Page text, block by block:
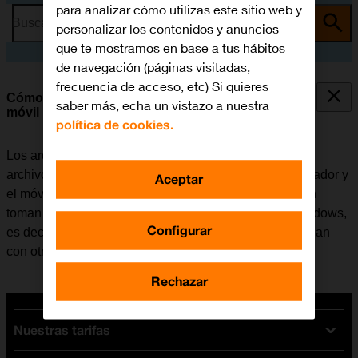
Busca por problema o tema
Cómo transferir archivos entre el ordenador y el
móvil
Los archivos como, por ejemplo, las fotografías o los
archivos de música se pueden transferir entre el ordenador y
el móvil. Tener en cuenta que los pasos a continuación
toman como punto de partida el sistema operativo Windows,
es decir, que estas instrucciones puede que no coincidan
con otros sistemas operativos.
Nuestras tarifas
para analizar cómo utilizas este sitio web y
personalizar los contenidos y anuncios
que te mostramos en base a tus hábitos
de navegación (páginas visitadas,
frecuencia de acceso, etc) Si quieres
saber más, echa un vistazo a nuestra
política de cookies.
Configurar
Rechazar
Aceptar